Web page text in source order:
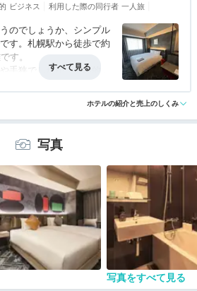
ビジネス 利用した際の同行者 一人旅
のでしょうか、シンプル
す。札幌駅から徒歩で約
す。
手狭でしたが、機能的で
客室 3.0 接客対応 3.0 風呂 4.5
ホテルの紹介と売上のしくみ
写真
写真をすべて見る